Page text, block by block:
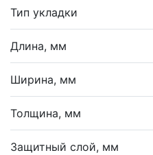
Тип укладки
Длина, мм
Ширина, мм
Толщина, мм
Защитный слой, мм